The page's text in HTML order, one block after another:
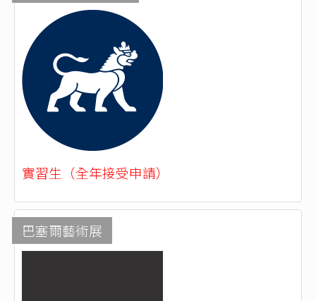
實習生（全年接受申請）
巴塞爾藝術展